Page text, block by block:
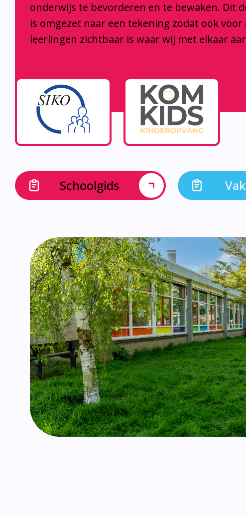
onderwijs te bevorderen en te bewaken. Dit
is omgezet naar een tekening zodat ook voor
leerlingen zichtbaar is waar wij met elkaar
Schoolgids